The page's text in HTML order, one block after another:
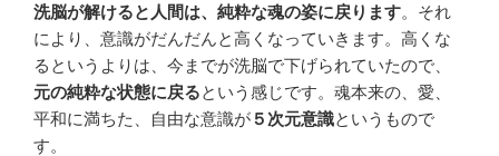
洗脳が解けると人間は、純粋な魂の姿に戻ります。それ
により、意識がだんだんと高くなっていきます。高くな
るというよりは、今までが洗脳で下げられていたので、
元の純粋な状態に戻るという感じです。魂本来の、愛、
平和に満ちた、自由な意識が５次元意識というもので
す。